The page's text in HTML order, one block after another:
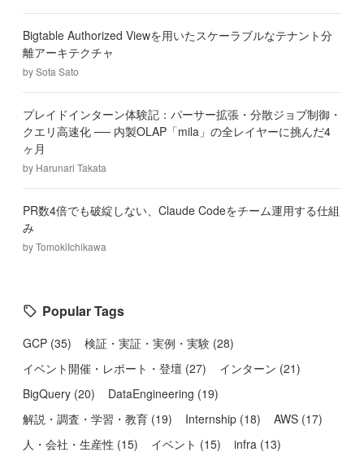
Bigtable Authorized Viewを用いたスケーラブルなテナント分
離アーキテクチャ
bySota Sato
プレイドインターン体験記：パーサー拡張・分散ジョブ制御・
クエリ高速化 ── 内製OLAP「mila」の全レイヤーに挑んだ4
ヶ月
by Harunari Takata
PR数4倍でも破綻しない、Claude Codeをチーム運用する仕組
み
byTomokiIchikawa
Popular Tags
GCP (35) 検証・実証・実例・実験 (28)
イベント開催・レポート・登壇 (27) インターン (21)
BigQuery (20) DataEngineering (19)
解説・調査・学習・教育 (19) Internship (18) AWS (17)
人・会社・生産性 (15) イベント (15) infra (13)